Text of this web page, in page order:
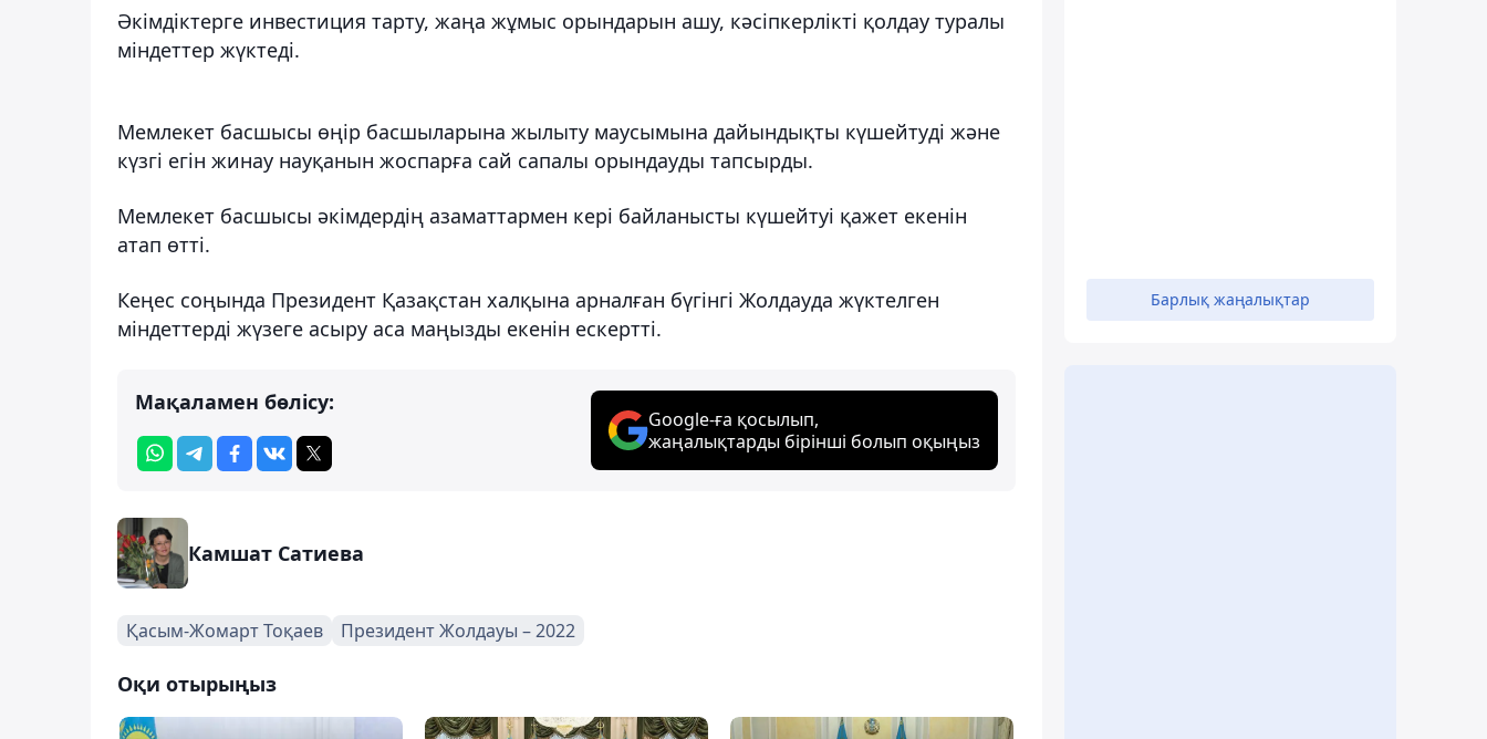
Әкімдіктерге инвестиция тарту, жаңа жұмыс орындарын ашу, кәсіпкерлікті қолдау туралы
міндеттер жүктеді.
Мемлекет басшысы өңір басшыларына жылыту маусымына дайындықты күшейтуді және
күзгі егін жинау науқанын жоспарға сай сапалы орындауды тапсырды.
Мемлекет басшысы әкімдердің азаматтармен кері байланысты күшейтуі қажет екенін
атап өтті.
Кеңес соңында Президент Қазақстан халқына арналған бүгінгі Жолдауда жүктелген
міндеттерді жүзеге асыру аса маңызды екенін ескертті.
Мақаламен бөлісу:
Google-ға қосылып,
жаңалықтарды бірінші болып оқыңыз
Камшат Сатиева
Қасым-Жомарт Тоқаев Президент Жолдауы – 2022
Оқи отырыңыз
Барлық жаңалықтар